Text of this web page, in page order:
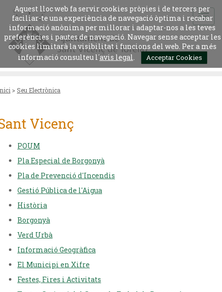
Aquest lloc web fa servir cookies pròpies i de tercers per
faciliar-te una experiència de navegació òptima i recabar
informació anònima per millorar i adaptar-nos a les teves
preferències i pautes de navegació. Navegar sense acceptar les
cookies limitarà la visibilitat i funcions del web. Per a més
informació consulteu l´avis legal. Acceptar Cookies
> Seu Electrònica
Vicenç
POUM
Pla Especial de Borgonyà
Pla de Prevenció d'Incendis
Gestió Pública de l'Aigua
Història
Borgonyà
Verd Urbà
Informació Geogràfica
El Municipi en Xifre
Festes, Fires i Activitats